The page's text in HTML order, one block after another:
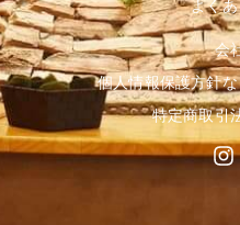
よく
会
個人情報保護方針
特定商取引
I
n